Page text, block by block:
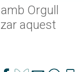
Orgull
aquest